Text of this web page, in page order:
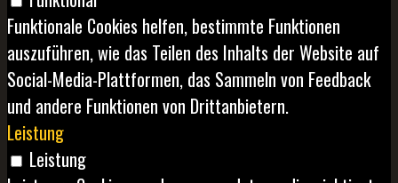
Funktionale Cookies helfen, bestimmte Funktionen
auszuführen, wie das Teilen des Inhalts der Website auf
Social-Media-Plattformen, das Sammeln von Feedback
und andere Funktionen von Drittanbietern.
Leistung
Leistung